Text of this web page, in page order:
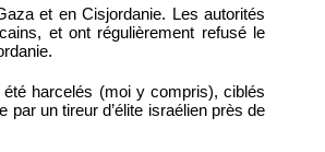
et en Cisjordanie. Les autorités
et ont régulièrement refusé le
été harcelés (moi y compris), ciblés
par un tireur d’élite israélien près de